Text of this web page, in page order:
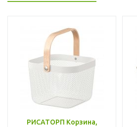
РИСАТОРП Корзина,